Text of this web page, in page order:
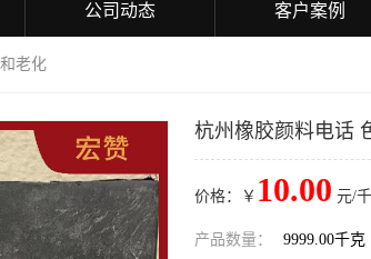
公司动态 客户案例
老化
杭州橡胶颜料电话
价格：￥ 10.00 元/
产品数量： 9999.00千克